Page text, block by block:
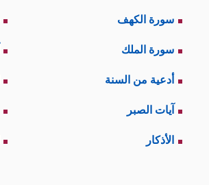
سورة الكهف
سورة الملك
أدعية من السنة
آيات الصبر
الأذكار